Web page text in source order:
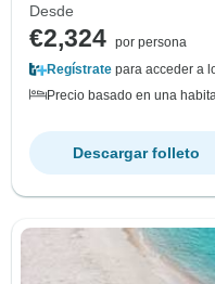
Desde
€2,324 por persona
Regístrate para acceder a
Precio basado en una
Descargar folleto